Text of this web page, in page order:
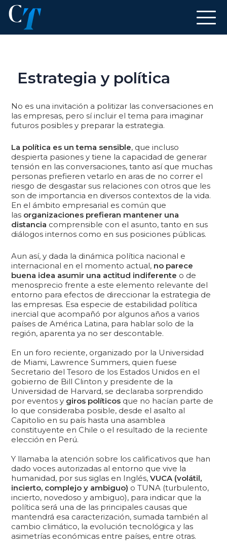
Estrategia y política
No es una invitación a politizar las conversaciones en
las empresas, pero sí incluir el tema para imaginar
futuros posibles y preparar la estrategia.
La política es un tema sensible, que incluso
despierta pasiones y tiene la capacidad de generar
tensión en las conversaciones, tanto así que muchas
personas prefieren vetarlo en aras de no correr el
riesgo de desgastar sus relaciones con otros que les
son de importancia en diversos contextos de la vida.
En el ámbito empresarial es común que
las organizaciones prefieran mantener una
distancia comprensible con el asunto, tanto en sus
diálogos internos como en sus posiciones públicas.
Aun así, y dada la dinámica política nacional e
internacional en el momento actual, no parece
buena idea asumir una actitud indiferente o de
menosprecio frente a este elemento relevante del
entorno para efectos de direccionar la estrategia de
las empresas. Esa especie de estabilidad política
inercial que acompañó por algunos años a varios
países de América Latina, para hablar solo de la
región, aparenta ya no ser descontable.
En un foro reciente, organizado por la Universidad
de Miami, Lawrence Summers, quien fuese
Secretario del Tesoro de los Estados Unidos en el
gobierno de Bill Clinton y presidente de la
Universidad de Harvard, se declaraba sorprendido
por eventos y giros políticos que no hacían parte de
lo que consideraba posible, desde el asalto al
Capitolio en su país hasta una asamblea
constituyente en Chile o el resultado de la reciente
elección en Perú.
Y llamaba la atención sobre los calificativos que han
dado voces autorizadas al entorno que vive la
humanidad, por sus siglas en Inglés,VUCA (volátil,
incierto, complejo y ambiguo) o TUNA (turbulento,
incierto, novedoso y ambiguo), para indicar que la
política será una de las principales causas que
mantendrá esa caracterización, sumada también al
cambio climático, la evolución tecnológica y las
asimetrías económicas entre países, entre otras.